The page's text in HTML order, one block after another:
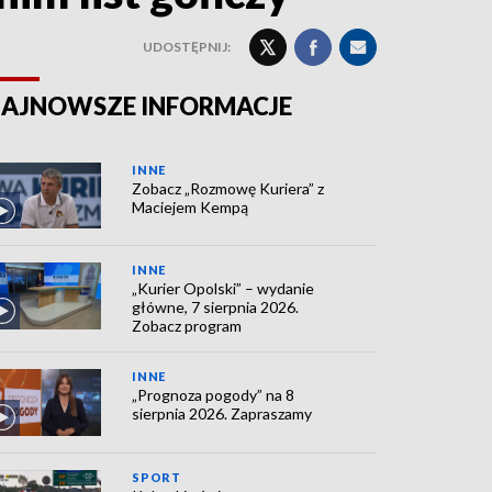
UDOSTĘPNIJ:
INFORMACJE
INNE
Zobacz „Rozmowę Kuriera” z
Maciejem Kempą
INNE
„Kurier Opolski” – wydanie
główne, 7 sierpnia 2026.
Zobacz program
INNE
„Prognoza pogody” na 8
sierpnia 2026. Zapraszamy
SPORT